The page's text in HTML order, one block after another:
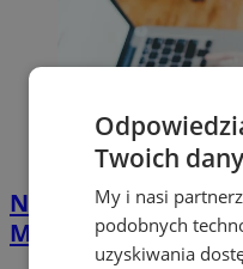
Nawet 42 tys. zł
Mysłowicach. PUP
Twoich
My i nasi
podobnych
uzyskiwania